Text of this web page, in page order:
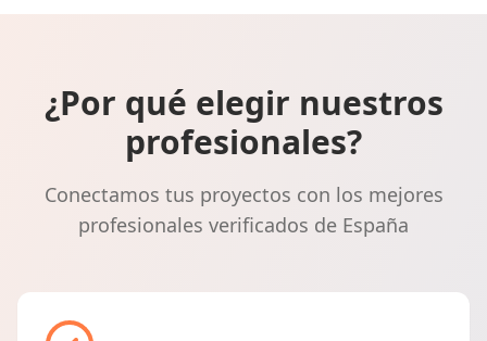
¿Por qué elegir nuestros
profesionales?
Conectamos tus proyectos con los mejores
profesionales verificados de España